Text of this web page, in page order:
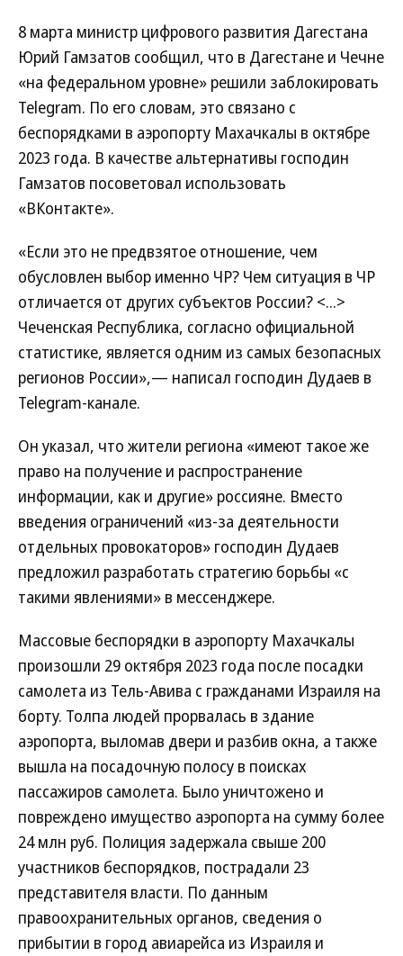
8 марта министр цифрового развития Дагестана
Юрий Гамзатов сообщил, что в Дагестане и Чечне
«на федеральном уровне» решили заблокировать
Telegram. По его словам, это связано с
беспорядками в аэропорту Махачкалы в октябре
2023 года. В качестве альтернативы господин
Гамзатов посоветовал использовать
«ВКонтакте».
«Если это не предвзятое отношение, чем
обусловлен выбор именно ЧР? Чем ситуация в ЧР
отличается от других субъектов России? <...>
Чеченская Республика, согласно официальной
статистике, является одним из самых безопасных
регионов России»,— написал господин Дудаев в
Telegram-канале.
Он указал, что жители региона «имеют такое же
право на получение и распространение
информации, как и другие» россияне. Вместо
введения ограничений «из-за деятельности
отдельных провокаторов» господин Дудаев
предложил разработать стратегию борьбы «с
такими явлениями» в мессенджере.
Массовые беспорядки в аэропорту Махачкалы
произошли 29 октября 2023 года после посадки
самолета из Тель-Авива с гражданами Израиля на
борту. Толпа людей прорвалась в здание
аэропорта, выломав двери и разбив окна, а также
вышла на посадочную полосу в поисках
пассажиров самолета. Было уничтожено и
повреждено имущество аэропорта на сумму более
24 млн руб. Полиция задержала свыше 200
участников беспорядков, пострадали 23
представителя власти. По данным
правоохранительных органов, сведения о
прибытии в город авиарейса из Израиля и